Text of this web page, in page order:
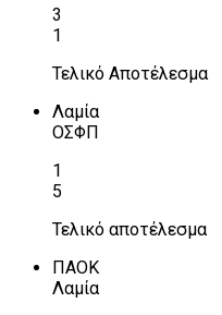
3
1
Τελικό Αποτέλεσμα
Λαμία
ΟΣΦΠ
1
5
Τελικό αποτέλεσμα
ΠΑΟΚ
Λαμία